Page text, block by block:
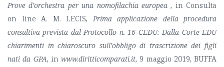
Prove d’orchestra per una nomofilachia europea, in Consulta
on line A. M. LECIS, Prima applicazione della procedura
consultiva prevista dal Protocollo n. 16 CEDU: Dalla Corte EDU
chiarimenti in chiaroscuro sull’obbligo di trascrizione dei figli
nati da GPA, in www.diritticomparati.it, 9 maggio 2019, BUFFA